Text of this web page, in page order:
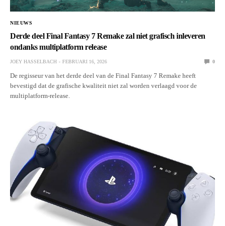
NIEUWS
Derde deel Final Fantasy 7 Remake zal niet grafisch inleveren
ondanks multiplatform release
JOEY HASSELBACH FEBRUARI 16, 2026 0
De regisseur van het derde deel van de Final Fantasy 7 Remake heeft
bevestigd dat de grafische kwaliteit niet zal worden verlaagd voor de
multiplatform-release.